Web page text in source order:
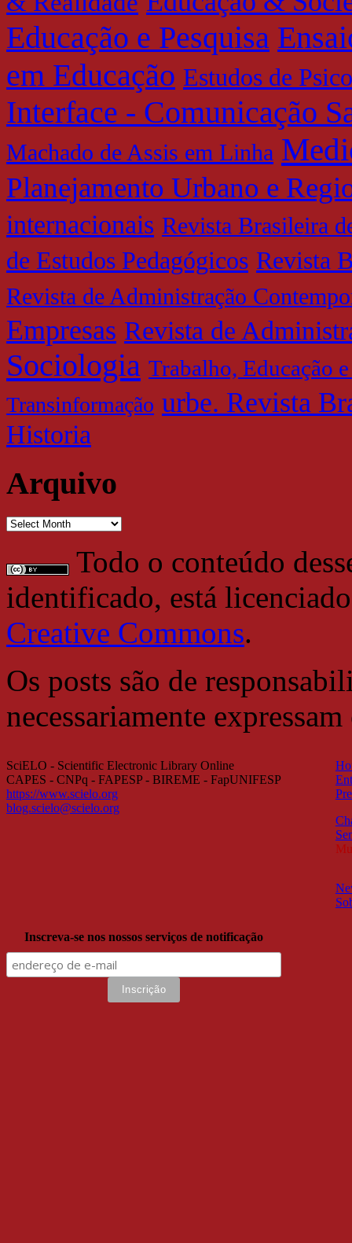
Educação e Pesquisa
em Educação Estudos de
Interface - Comunicação
Machado de Assis em Linha
Planejamento Urbano e
internacionais Revista Brasileira
de Estudos Pedagógicos Revista
Revista de Administração
Empresas Revista de
Sociologia Trabalho, Educação
Transinformação urbe. Revista
Historia
Arquivo
Arquivo
Todo o conteúdo
identificado, está
Creative Commons.
Os posts são de
necessariamente
SciELO - Scientific Electronic Library Online
CAPES - CNPq - FAPESP - BIREME - FapUNIFESP
https://www.scielo.org
blog.scielo@scielo.org
Inscreva-se nos nossos serviços de notificação